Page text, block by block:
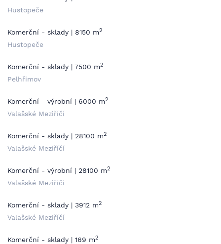
Hustopeče
Komerční - sklady | 8150 m2
Hustopeče
Komerční - sklady | 7500 m2
Pelhřimov
Komerční - výrobní | 6000 m2
Valašské Meziříčí
Komerční - sklady | 28100 m2
Valašské Meziříčí
Komerční - výrobní | 28100 m2
Valašské Meziříčí
Komerční - sklady | 3912 m2
Valašské Meziříčí
Komerční - sklady | 169 m2